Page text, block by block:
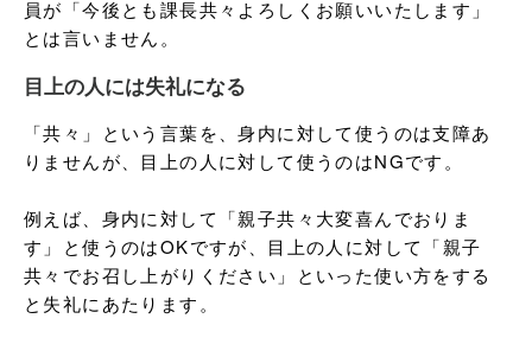
員が「今後とも課長共々よろしくお願いいたします」
とは言いません。
目上の人には失礼になる
「共々」という言葉を、身内に対して使うのは支障あ
りませんが、目上の人に対して使うのはNGです。
例えば、身内に対して「親子共々大変喜んでおりま
す」と使うのはOKですが、目上の人に対して「親子
共々でお召し上がりください」といった使い方をする
と失礼にあたります。